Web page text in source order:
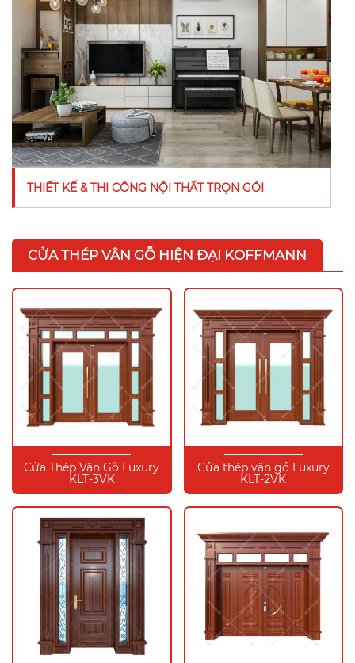
THIẾT KẾ & THI CÔNG NỘI THẤT TRỌN GÓI
CỬA THÉP VÂN GỖ HIỆN ĐẠI KOFFMANN
Cửa Thép Vân Gỗ Luxury
KLT-3VK
Cửa thép vân gỗ Luxury
KLT-2VK